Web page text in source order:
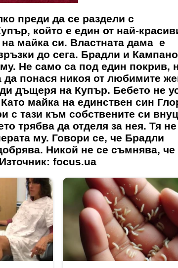
преди да се раздели с
който е един от най-
майка си. Властната дама е
до сега. Брадли и
Не само са под един покрив,
да понася никоя от любимите
дъщеря на Купър. Бебето не
майка на единствен син
с тази към собствените си
трябва да отделя за нея. Тя
му. Говори се, че Брадли
Никой не се съмнява, че
Източник: focus.ua